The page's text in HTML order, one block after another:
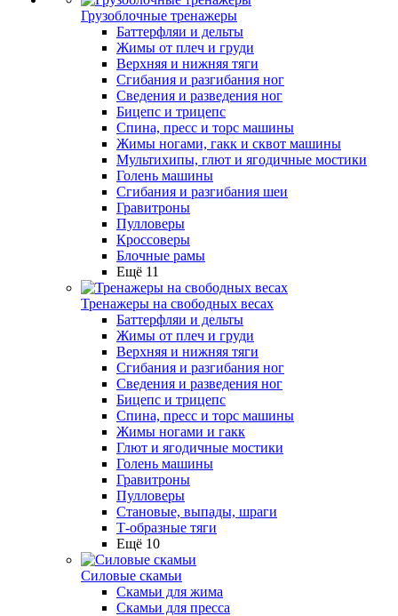
Грузоблочные тренажеры
Баттерфляи и дельты
Жимы от плеч и груди
Верхняя и нижняя тяги
Сгибания и разгибания ног
Сведения и разведения ног
Бицепс и трицепс
Спина, пресс и торс машины
Жимы ногами, гакк и сквот машины
Мультихипы, глют и ягодичные мостики
Голень машины
Сгибания и разгибания шеи
Гравитроны
Пулловеры
Кроссоверы
Блочные рамы
Ещё 11
Тренажеры на свободных весах
Баттерфляи и дельты
Жимы от плеч и груди
Верхняя и нижняя тяги
Сгибания и разгибания ног
Сведения и разведения ног
Бицепс и трицепс
Спина, пресс и торс машины
Жимы ногами и гакк
Глют и ягодичные мостики
Голень машины
Гравитроны
Пулловеры
Становые, выпады, шраги
Т-образные тяги
Ещё 10
Силовые скамьи
Скамьи для жима
Скамьи для пресса